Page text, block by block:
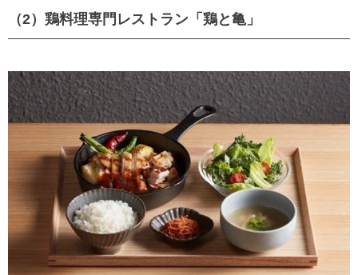
（2） 鶏料理専門レストラン「鶏と亀」